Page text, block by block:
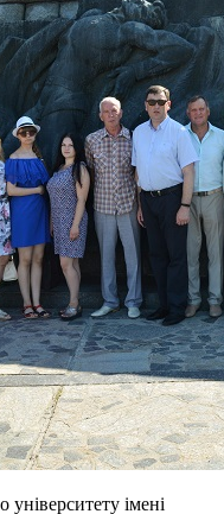
університету імені